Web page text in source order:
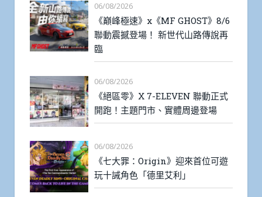
06/08/2026
《巔峰極速》x《MF GHOST》8/6
聯動震撼登場！ 新世代山路傳說再
臨
06/08/2026
《絕區零》X 7-ELEVEN 聯動正式
開跑！主題門市、實體周邊登場
06/08/2026
《七大罪：Origin》迎來首位可遊
玩十誡角色「德里艾利」